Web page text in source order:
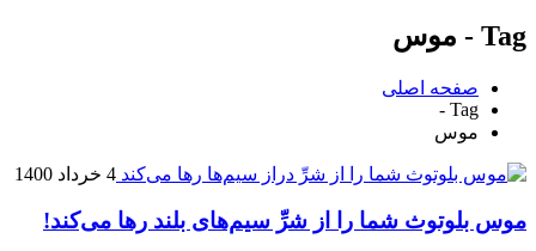
Tag - موس
صفحه اصلی
Tag -
موس
4 خرداد 1400
موس بلوتوث شما را از شرِّ سیم‌های بلند رها می‌کند!